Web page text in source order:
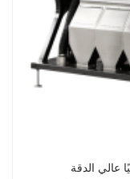
عالي الدقة